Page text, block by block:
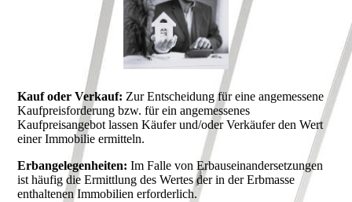
Kauf oder Verkauf: Zur Entscheidung für eine angemessene
Kaufpreisforderung bzw. für ein angemessenes
Kaufpreisangebot lassen Käufer und/oder Verkäufer den Wert
einer Immobilie ermitteln.
Erbangelegenheiten: Im Falle von Erbauseinandersetzungen
ist häufig die Ermittlung des Wertes der in der Erbmasse
enthaltenen Immobilien erforderlich.